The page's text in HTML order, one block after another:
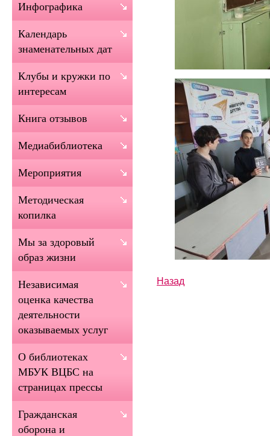
Назад
Инфографика
Календарь
знаменательных дат
Клубы и кружки по
интересам
Книга отзывов
Медиабиблиотека
Мероприятия
Методическая
копилка
Мы за здоровый
образ жизни
Независимая
оценка качества
деятельности
оказываемых услуг
О библиотеках
МБУК ВЦБС на
страницах прессы
Гражданская
оборона и